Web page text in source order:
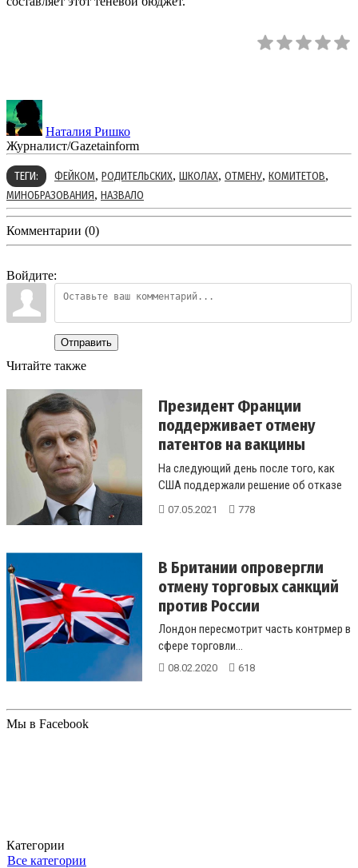
Наталия Ришко
Журналист/Gazetainform
ТЕГИ: ФЕЙКОМ, РОДИТЕЛЬСКИХ, ШКОЛАХ, ОТМЕНУ, КОМИТЕТОВ,
МИНОБРАЗОВАНИЯ, НАЗВАЛО
Комментарии (0)
Войдите:
Отправить
Читайте также
Президент Франции
поддерживает отмену
патентов на вакцины
против ...
На следующий день после того, как
США поддержали решение об отказе
от защиты интеллектуальной собств...
07.05.2021 778
В Британии опровергли
отмену торговых санкций
против России
Лондон пересмотрит часть контрмер в
сфере торговли...
08.02.2020 618
Мы в Facebook
Категории
Все категории